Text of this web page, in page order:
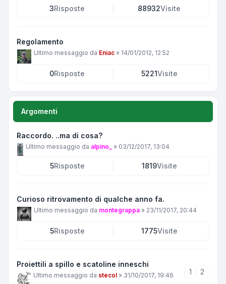
3Risposte 88932Visite
Regolamento
Ultimo messaggio da Eniac » 14/01/2012, 12:52
0Risposte 5221Visite
Argomenti
Raccordo. ..ma di cosa?
Ultimo messaggio da alpino_ » 03/12/2017, 13:04
5Risposte 1819Visite
Curioso ritrovamento di qualche anno fa.
Ultimo messaggio da montegrappa » 23/11/2017, 20:44
5Risposte 1775Visite
Proiettili a spillo e scatoline inneschi
Ultimo messaggio da stecol » 31/10/2017, 19:46 1 2